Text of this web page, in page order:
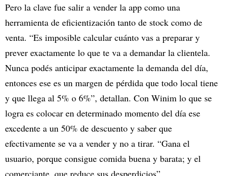
Pero la clave fue salir a vender la app como una
herramienta de eficientización tanto de stock como de
venta. “Es imposible calcular cuánto vas a preparar y
prever exactamente lo que te va a demandar la clientela.
Nunca podés anticipar exactamente la demanda del día,
entonces ese es un margen de pérdida que todo local tiene
y que llega al 5% o 6%”, detallan. Con Winim lo que se
logra es colocar en determinado momento del día ese
excedente a un 50% de descuento y saber que
efectivamente se va a vender y no a tirar. “Gana el
usuario, porque consigue comida buena y barata; y el
comerciante, que reduce sus desperdicios”.